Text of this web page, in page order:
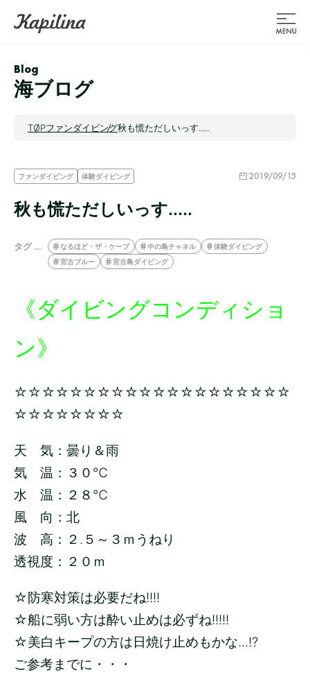
Blog
海ブログ
TOPファンダイビング秋も慌ただしいっす.....
ファンダイビング 体験ダイビング 2019/09/15
秋も慌ただしいっす.....
タグ … なるほど・ザ・ケーブ 中の島チャネル
体験ダイビング
宮古ブルー
宮古島ダイビング
《ダイビングコンディショ
ン》
☆☆☆☆☆☆☆☆☆☆☆☆☆☆☆☆☆☆☆☆
☆☆☆☆☆☆☆☆
天 気：曇り＆雨
気 温：３０ ℃
水 温：２８ ℃
風 向：北
波 高：２.５～３ｍうねり
透視度：２０ｍ
☆防寒対策は必要だね!!!!
☆船に弱い方は酔い止めは必ずね!!!!!
☆美白キープの方は日焼け止めもかな...!?
ご参考までに・・・